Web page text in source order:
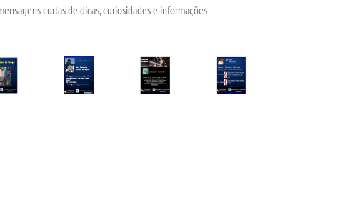
curtas de dicas, curiosidades e informações